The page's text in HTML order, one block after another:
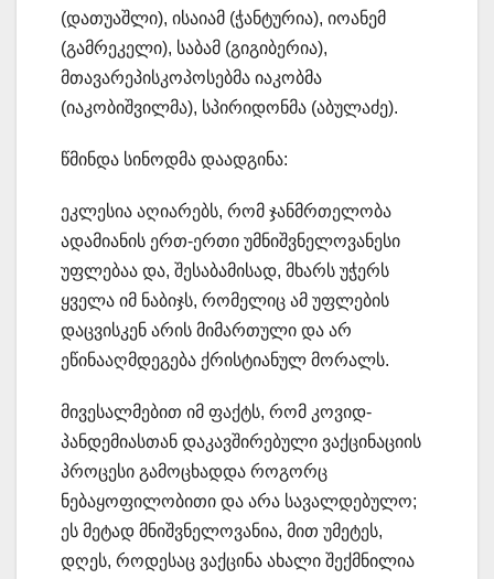
(დათუაშლი), ისაიამ (ჭანტურია), იოანემ
(გამრეკელი), საბამ (გიგიბერია),
მთავარეპისკოპოსებმა იაკობმა
(იაკობიშვილმა), სპირიდონმა (აბულაძე).
წმინდა სინოდმა დაადგინა:
ეკლესია აღიარებს, რომ ჯანმრთელობა
ადამიანის ერთ-ერთი უმნიშვნელოვანესი
უფლებაა და, შესაბამისად, მხარს უჭერს
ყველა იმ ნაბიჯს, რომელიც ამ უფლების
დაცვისკენ არის მიმართული და არ
ეწინააღმდეგება ქრისტიანულ მორალს.
მივესალმებით იმ ფაქტს, რომ კოვიდ-
პანდემიასთან დაკავშირებული ვაქცინაციის
პროცესი გამოცხადდა როგორც
ნებაყოფილობითი და არა სავალდებულო;
ეს მეტად მნიშვნელოვანია, მით უმეტეს,
დღეს, როდესაც ვაქცინა ახალი შექმნილია